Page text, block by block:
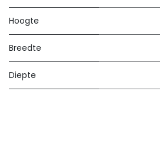
Hoogte
Breedte
Diepte